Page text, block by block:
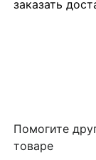
заказать
Помогите
товаре